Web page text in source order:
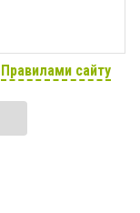
Правилами сайту